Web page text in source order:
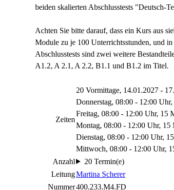
beiden skalierten Abschlusstests
Achten Sie bitte darauf, dass ein Kurs aus
Module zu je 100 Unterrichtsstunden, und
Abschlusstests sind zwei weitere
A1.2, A 2.1, A 2.2, B1.1 und B1.2 im Titel.
Zeiten
20 Vormittage, 14.01.2027 -
Donnerstag, 08:00 - 12:00
Freitag, 08:00 - 12:00 Uhr, 15
Montag, 08:00 - 12:00 Uhr, 15
Dienstag, 08:00 - 12:00 Uhr,
Mittwoch, 08:00 - 12:00 Uhr,
Anzahl
20 Termin(e)
LeitungMartina Scherer
Nummer400.233.M4.FD